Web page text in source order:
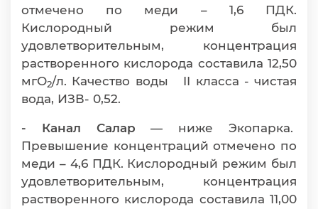
отмечено по меди – 1,6 ПДК.
Кислородный режим был
удовлетворительным, концентрация
растворенного кислорода составила 12,50
мгО2/л. Качество воды II класса - чистая
вода, ИЗВ- 0,52.
- Канал Салар — ниже Экопарка.
Превышение концентраций отмечено по
меди – 4,6 ПДК. Кислородный режим был
удовлетворительным, концентрация
растворенного кислорода составила 11,00